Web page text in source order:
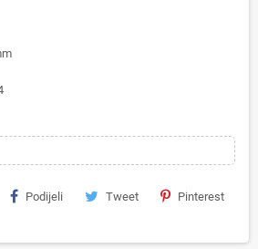
Podijeli Tweet Pinterest